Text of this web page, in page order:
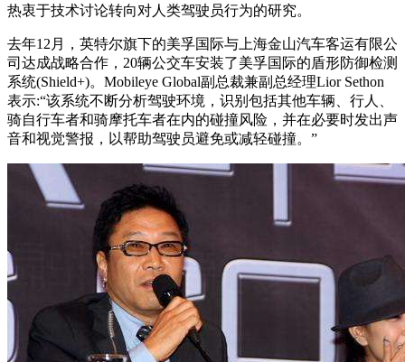
热衷于技术讨论转向对人类驾驶员行为的研究。
去年12月，英特尔旗下的美孚国际与上海金山汽车客运有限公
司达成战略合作，20辆公交车安装了美孚国际的盾形防御检测
系统(Shield+)。Mobileye Global副总裁兼副总经理Lior Sethon
表示:“该系统不断分析驾驶环境，识别包括其他车辆、行人、
骑自行车者和骑摩托车者在内的碰撞风险，并在必要时发出声
音和视觉警报，以帮助驾驶员避免或减轻碰撞。”